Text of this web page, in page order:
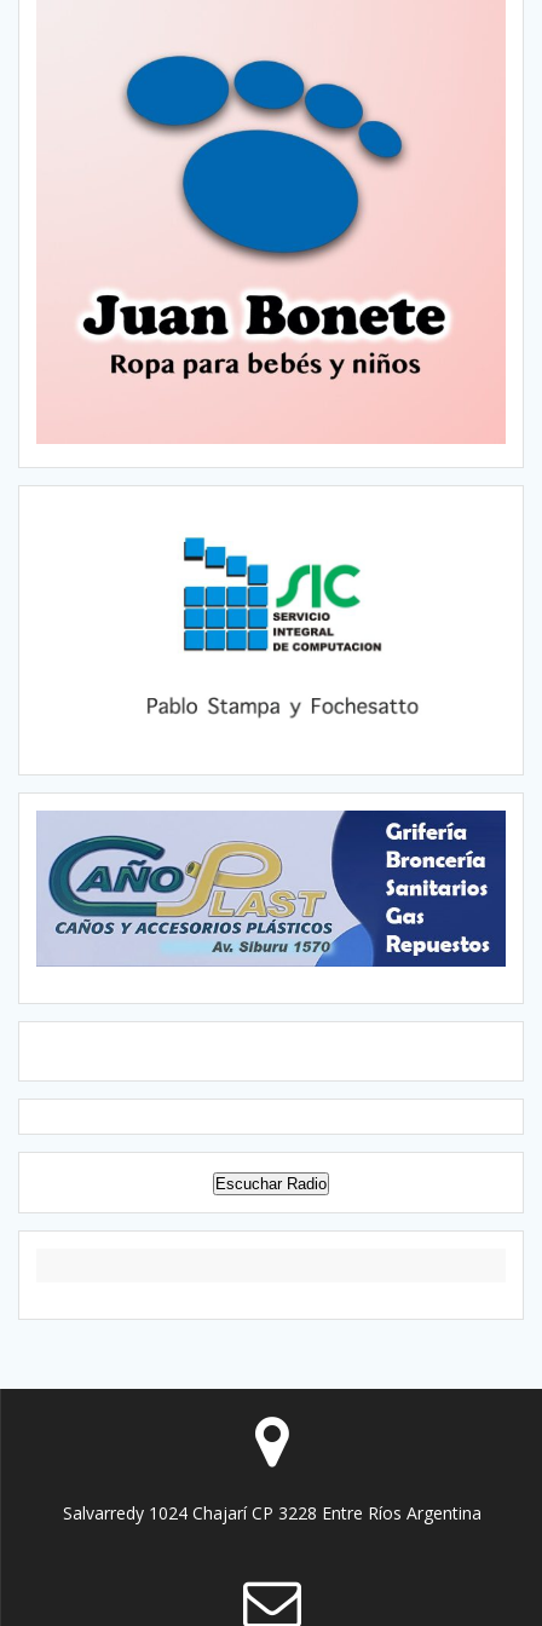
Escuchar Radio
Salvarredy 1024 Chajarí CP 3228 Entre Ríos Argentina